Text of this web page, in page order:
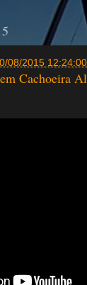
08/2015 12:24:00
Cachoeira